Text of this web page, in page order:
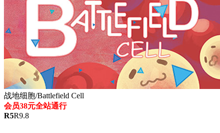
战地细胞/Battlefield Cell
会员38元全站通行
R5R9.8